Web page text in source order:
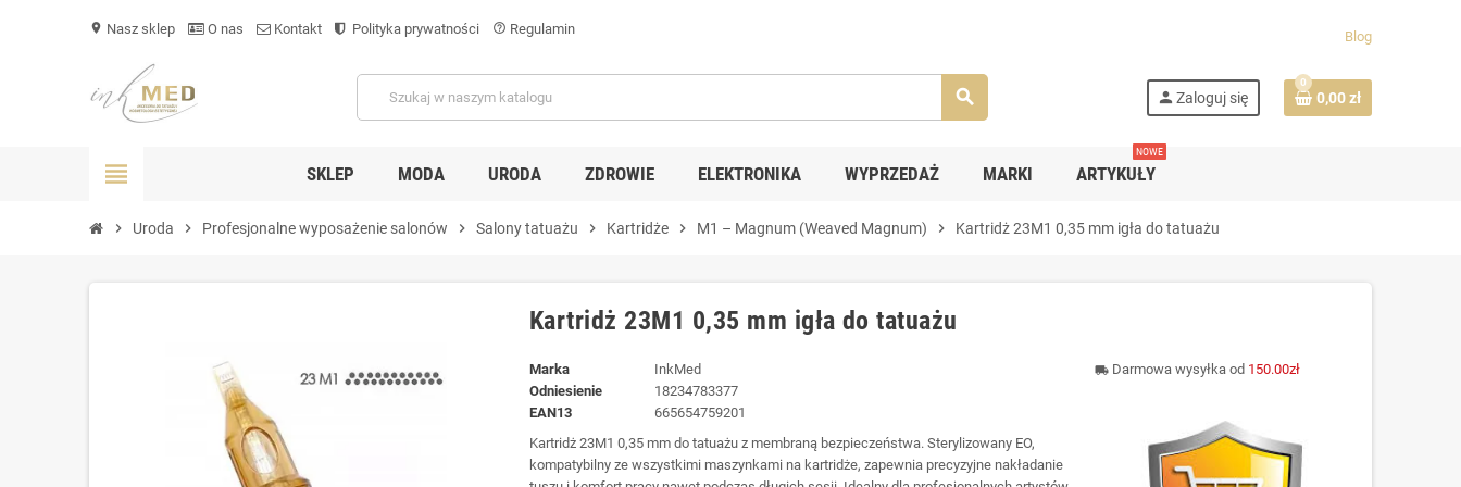
location_on Nasz sklep O nas Kontakt Polityka prywatności help_outline Regulamin Blog
search person Zaloguj się
0
0,00 zł
view_headline SKLEP MODA URODA ZDROWIE ELEKTRONIKA WYPRZEDAŻ MARKI ARTYKUŁY
NOWE
chevron_right Uroda chevron_right Profesjonalne wyposażenie salonów chevron_right Salony tatuażu chevron_right Kartridże chevron_right M1 – Magnum (Weaved Magnum) chevron_right Kartridż 23M1 0,35 mm igła do tatuażu
Kartridż 23M1 0,35 mm igła do tatuażu
Marka
InkMed
Odniesienie
18234783377
EAN13
665654759201
Kartridż 23M1 0,35 mm do tatuażu z membraną bezpieczeństwa. Sterylizowany EO,
kompatybilny ze wszystkimi maszynkami na kartridże, zapewnia precyzyjne nakładanie
local_shippingDarmowa wysyłka od 150.00zł